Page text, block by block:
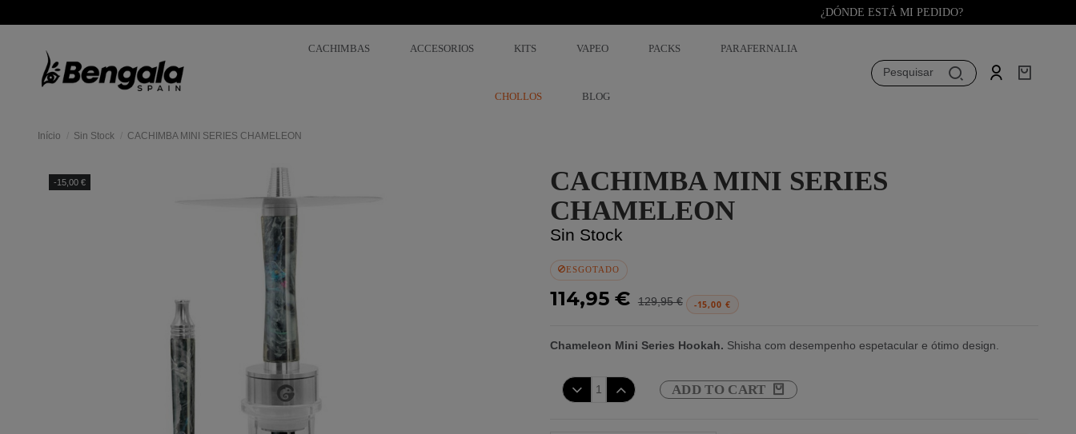
¿DÓNDE ESTÁ MI PEDIDO?
CACHIMBAS ACCESORIOS KITS VAPEO PACKS PARAFERNALIA
CHOLLOS BLOG
Pesquisar
Início Sin Stock CACHIMBA MINI SERIES CHAMELEON
-15,00 €
CACHIMBA MINI SERIES
CHAMELEON
Sin Stock
ESGOTADO
114,95 € 129,95 € -15,00 €
Chameleon Mini Series Hookah. Shisha com desempenho espetacular e ótimo design.
ADD TO CART